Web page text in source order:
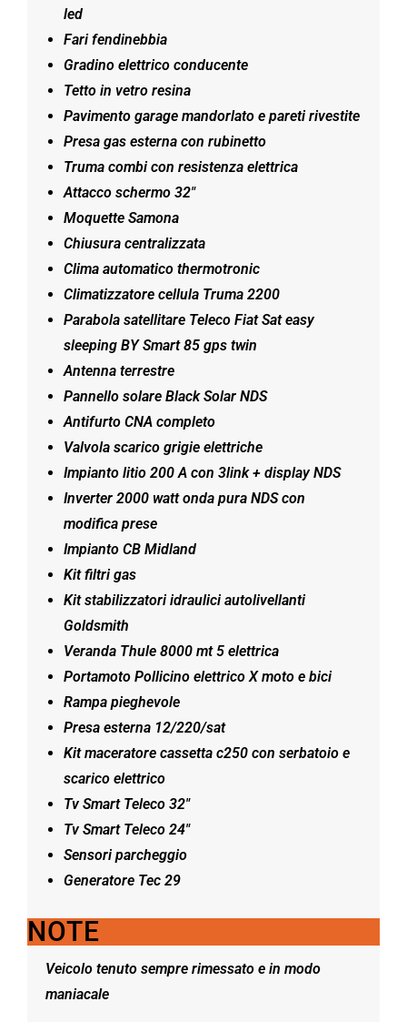
led
Fari fendinebbia
Gradino elettrico conducente
Tetto in vetro resina
Pavimento garage mandorlato e pareti rivestite
Presa gas esterna con rubinetto
Truma combi con resistenza elettrica
Attacco schermo 32″
Moquette Samona
Chiusura centralizzata
Clima automatico thermotronic
Climatizzatore cellula Truma 2200
Parabola satellitare Teleco Fiat Sat easy
sleeping BY Smart 85 gps twin
Antenna terrestre
Pannello solare Black Solar NDS
Antifurto CNA completo
Valvola scarico grigie elettriche
Impianto litio 200 A con 3link + display NDS
Inverter 2000 watt onda pura NDS con
modifica prese
Impianto CB Midland
Kit filtri gas
Kit stabilizzatori idraulici autolivellanti
Goldsmith
Veranda Thule 8000 mt 5 elettrica
Portamoto Pollicino elettrico X moto e bici
Rampa pieghevole
Presa esterna 12/220/sat
Kit maceratore cassetta c250 con serbatoio e
scarico elettrico
Tv Smart Teleco 32″
Tv Smart Teleco 24″
Sensori parcheggio
Generatore Tec 29
NOTE
Veicolo tenuto sempre rimessato e in modo
maniacale